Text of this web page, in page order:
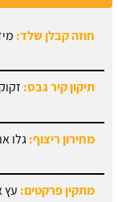
תיקון קיר גבס:
מחירון ריצוף:גלו
מתקין פרקטים:עץ
מחירון עבודות